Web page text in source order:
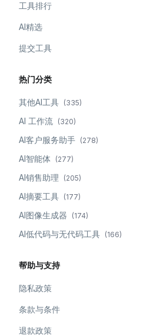
工具排行
AI精选
提交工具
热门分类
其他AI工具 (335)
AI 工作流 (320)
AI客户服务助手 (278)
AI智能体 (277)
AI销售助理 (205)
AI摘要工具 (177)
AI图像生成器 (174)
AI低代码与无代码工具 (166)
帮助与支持
隐私政策
条款与条件
退款政策